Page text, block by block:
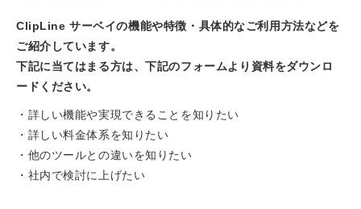
ClipLine サーベイの機能や特徴・具体的なご利用方法などを
ご紹介しています。
下記に当てはまる方は、下記のフォームより資料をダウンロ
ードください。
・詳しい機能や実現できることを知りたい
・詳しい料金体系を知りたい
・他のツールとの違いを知りたい
・社内で検討に上げたい